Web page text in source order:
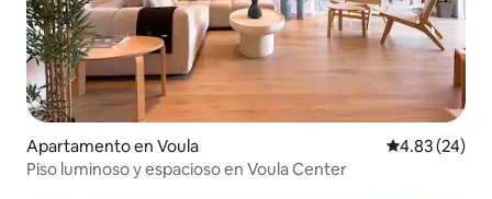
Apartamento en Voula Calificación
4.83 (24)
Piso luminoso y espacioso en Voula Center